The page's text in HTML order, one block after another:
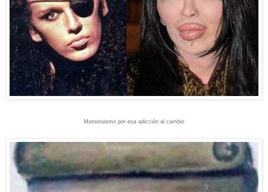
Monstruismo por esa adicción al cambio